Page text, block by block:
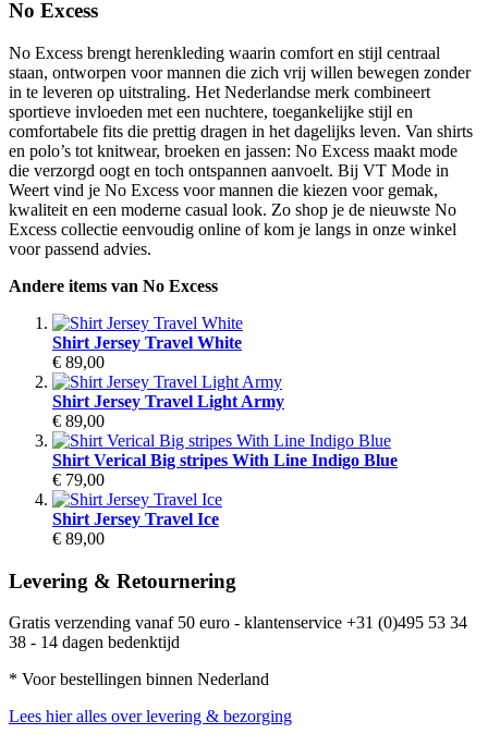
No Excess
No Excess brengt herenkleding waarin comfort en stijl centraal
staan, ontworpen voor mannen die zich vrij willen bewegen zonder
in te leveren op uitstraling. Het Nederlandse merk combineert
sportieve invloeden met een nuchtere, toegankelijke stijl en
comfortabele fits die prettig dragen in het dagelijks leven. Van shirts
en polo’s tot knitwear, broeken en jassen: No Excess maakt mode
die verzorgd oogt en toch ontspannen aanvoelt. Bij VT Mode in
Weert vind je No Excess voor mannen die kiezen voor gemak,
kwaliteit en een moderne casual look. Zo shop je de nieuwste No
Excess collectie eenvoudig online of kom je langs in onze winkel
voor passend advies.
Andere items van No Excess
Shirt Jersey Travel White
€ 89,00
Shirt Jersey Travel Light Army
€ 89,00
Shirt Verical Big stripes With Line Indigo Blue
€ 79,00
Shirt Jersey Travel Ice
€ 89,00
Levering & Retournering
Gratis verzending vanaf 50 euro - klantenservice +31 (0)495 53 34
38 - 14 dagen bedenktijd
* Voor bestellingen binnen Nederland
Lees hier alles over levering & bezorging